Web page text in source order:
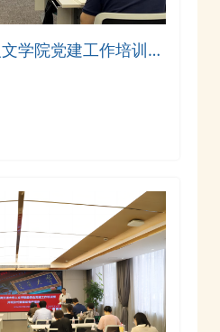
学院党建工作培训班
定精神